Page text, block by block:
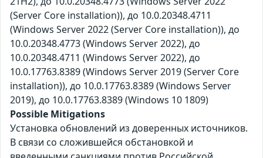
(Server Core installation)), до 10.0.20348.4711
(Windows Server 2022 (Server Core installation)), до
10.0.20348.4773 (Windows Server 2022), до
10.0.20348.4711 (Windows Server 2022), до
10.0.17763.8389 (Windows Server 2019 (Server Core
installation)), до 10.0.17763.8389 (Windows Server
2019), до 10.0.17763.8389 (Windows 10 1809)
Possible Mitigations
Установка обновлений из доверенных источников.
В связи со сложившейся обстановкой и